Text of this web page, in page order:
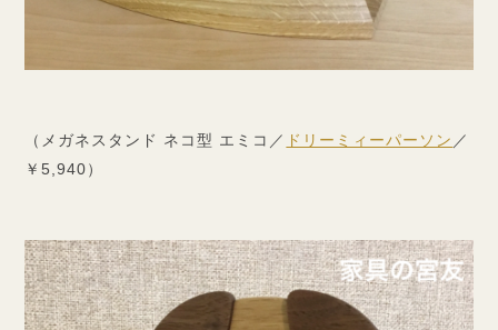
（メガネスタンド ネコ型 エミコ／ ドリーミィーパーソン ／
￥5,940）